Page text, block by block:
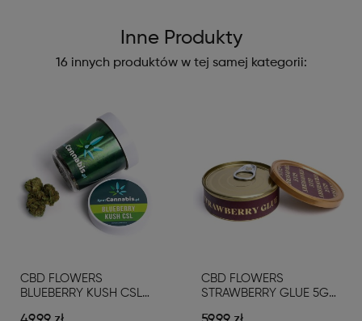
Inne Produkty
16 innych produktów w tej samej kategorii:
CBD FLOWERS
BLUEBERRY KUSH CSL
CBD FLOWERS
STRAWBERRY GLUE 5G